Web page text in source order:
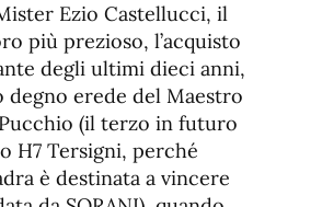
Ezio Castellucci, il
più prezioso, l’acquisto
degli ultimi dieci anni,
degno erede del Maestro
(il terzo in futuro
H7 Tersigni, perché
è destinata a vincere